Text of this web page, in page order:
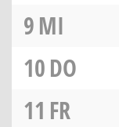
9MI
10DO
11 FR